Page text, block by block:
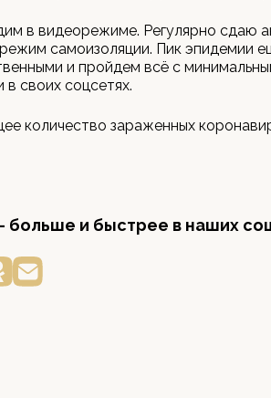
в видеорежиме. Регулярно сдаю
самоизоляции. Пик эпидемии
и пройдем всё с
своих соцсетях.
количество зараженных
и быстрее в наших